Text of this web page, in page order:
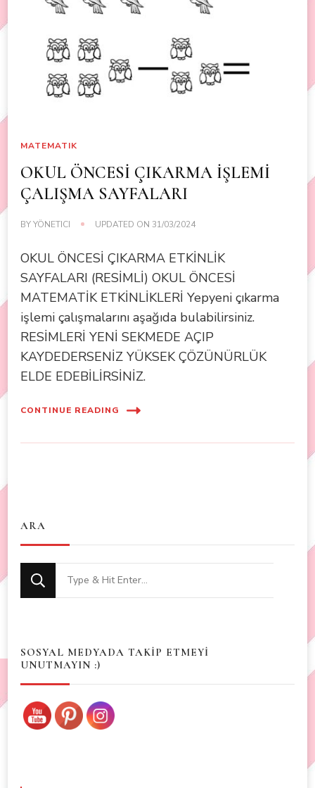
MATEMATIK
OKUL ÖNCESİ ÇIKARMA İŞLEMİ
ÇALIŞMA SAYFALARI
BYYÖNETICI UPDATED ON 31/03/2024
OKUL ÖNCESİ ÇIKARMA ETKİNLİK
SAYFALARI (RESİMLİ) OKUL ÖNCESİ
MATEMATİK ETKİNLİKLERİ Yepyeni çıkarma
işlemi çalışmalarını aşağıda bulabilirsiniz.
RESİMLERİ YENİ SEKMEDE AÇIP
KAYDEDERSENİZ YÜKSEK ÇÖZÜNÜRLÜK
ELDE EDEBİLİRSİNİZ.
CONTINUE READING
ARA
Looking
for
SOSYAL MEDYADA TAKİP ETMEYİ
UNUTMAYIN :)